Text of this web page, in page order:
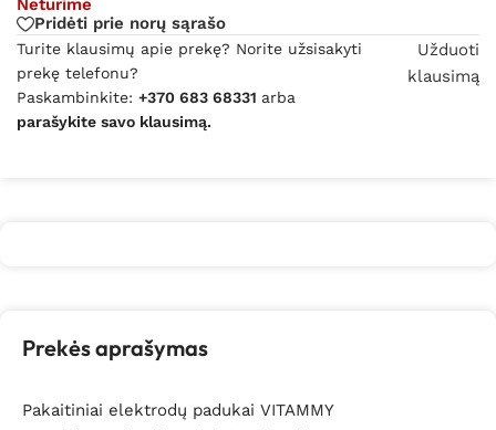
Neturime
Pridėti prie norų sąrašo
Turite klausimų apie prekę? Norite užsisakyti
prekę telefonu?
Paskambinkite: +370 683 68331 arba
parašykite savo klausimą.
Užduoti
klausimą
Prekės aprašymas
Pakaitiniai elektrodų padukai VITAMMY